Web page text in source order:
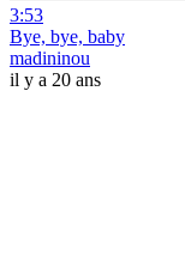
3:53
Bye, bye, baby
madininou
il y a 20 ans